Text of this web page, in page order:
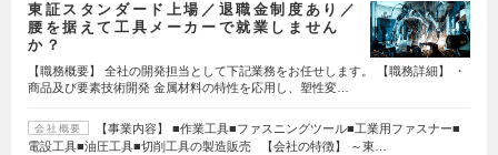
東証スタンダード上場／退職金制度あり／
腰を据えて工具メーカーで就業しません
か？
【職務概要】 全社の開発担当として下記業務をお任せします。 【職務詳細】 ・
商品及び要素技術開発 金属材料の特性を応用し、塑性変…
会社概要
【事業内容】 ■作業工具■ファスニングツール■工業用ファスナー■
電設工具■油圧工具■切削工具の製造販売 【会社の特徴】 ～東…